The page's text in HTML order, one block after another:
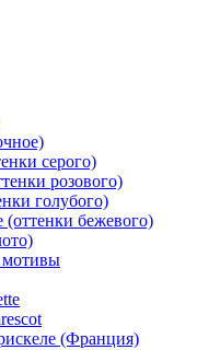
серого)
розового)
голубого)
(оттенки бежевого)
(Франция)